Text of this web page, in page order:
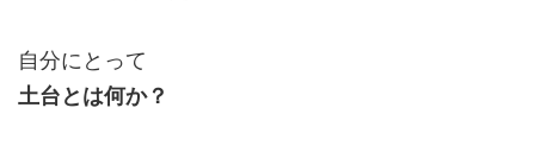
自分にとって
土台とは何か？